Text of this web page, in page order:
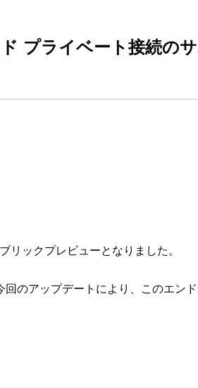
プライベート接続の
ックプレビューとなりました。
のアップデートにより、このエン